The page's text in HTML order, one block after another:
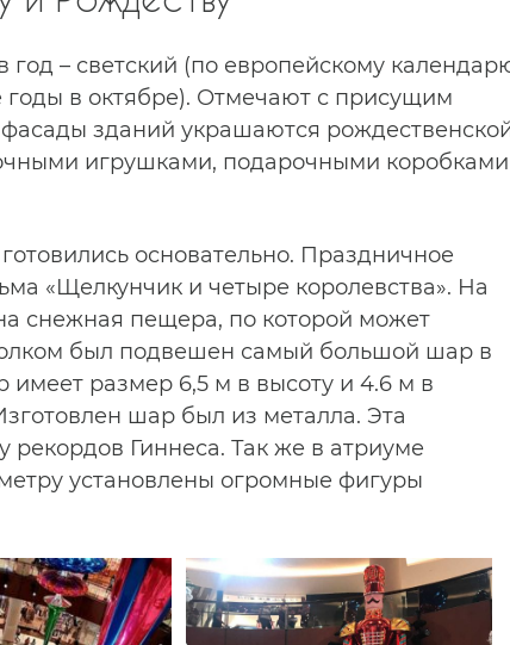
– светский (по европейскому
годы в октябре). Отмечают с присущим
зданий украшаются
игрушками, подарочными коробками
основательно. Праздничное
«Щелкунчик и четыре королевства». На
снежная пещера, по которой может
был подвешен самый большой шар в
размер 6,5 м в высоту и 4.6 м в
шар был из металла. Эта
Гиннеса. Так же в атриуме
установлены огромные фигуры